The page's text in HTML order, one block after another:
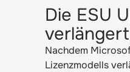
Die ESU
Nachdem
Lizenzmodells